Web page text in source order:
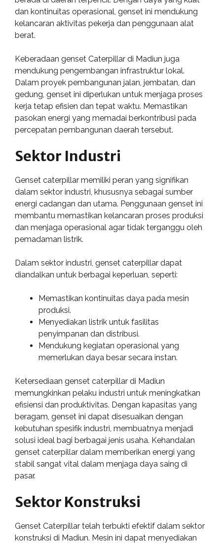
dan kontinuitas operasional, genset ini mendukung
kelancaran aktivitas pekerja dan penggunaan alat
berat.
Keberadaan genset Caterpillar di Madiun juga
mendukung pengembangan infrastruktur lokal.
Dalam proyek pembangunan jalan, jembatan, dan
gedung, genset ini diperlukan untuk menjaga proses
kerja tetap efisien dan tepat waktu. Memastikan
pasokan energi yang memadai berkontribusi pada
percepatan pembangunan daerah tersebut.
Sektor Industri
Genset caterpillar memiliki peran yang signifikan
dalam sektor industri, khususnya sebagai sumber
energi cadangan dan utama. Penggunaan genset ini
membantu memastikan kelancaran proses produksi
dan menjaga operasional agar tidak terganggu oleh
pemadaman listrik.
Dalam sektor industri, genset caterpillar dapat
diandalkan untuk berbagai keperluan, seperti:
Memastikan kontinuitas daya pada mesin
produksi.
Menyediakan listrik untuk fasilitas
penyimpanan dan distribusi.
Mendukung kegiatan operasional yang
memerlukan daya besar secara instan.
Ketersediaan genset caterpillar di Madiun
memungkinkan pelaku industri untuk meningkatkan
efisiensi dan produktivitas. Dengan kapasitas yang
beragam, genset ini dapat disesuaikan dengan
kebutuhan spesifik industri, membuatnya menjadi
solusi ideal bagi berbagai jenis usaha. Kehandalan
genset caterpillar dalam memberikan energi yang
stabil sangat vital dalam menjaga daya saing di
pasar.
Sektor Konstruksi
Genset Caterpillar telah terbukti efektif dalam sektor
konstruksi di Madiun. Mesin ini dapat menyediakan